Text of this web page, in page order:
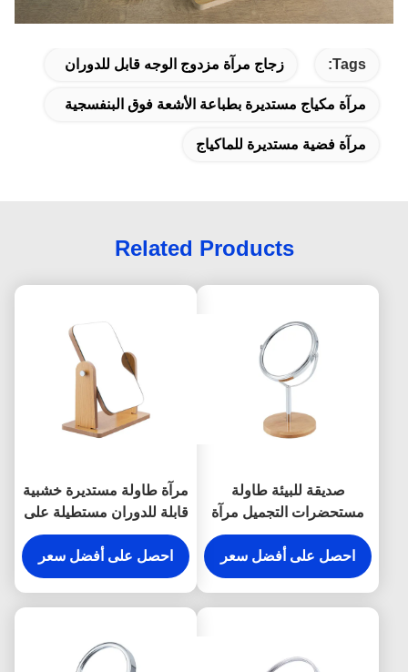
Tags: زجاج مرآة مزدوج الوجه قابل للدوران
مرآة مكياج مستديرة بطباعة الأشعة فوق البنفسجية
مرآة فضية مستديرة للماكياج
Related Products
صديقة للبيئة طاولة
مستحضرات التجميل مرآة
مزدوجة الجانبين خشبية
سطح المكتب مرآة الخيزران
احصل على أفضل سعر
مرآة طاولة مستديرة خشبية
قابلة للدوران مستطيلة على
الوجهين
احصل على أفضل سعر